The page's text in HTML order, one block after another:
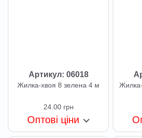
Артикул: 06018
Жилка-хвоя 8 зелена 4 м
24.00 грн
Оптові ціни